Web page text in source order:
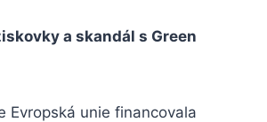
a skandál s Green
Evropská unie financovala